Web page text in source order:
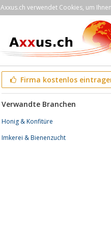
Axxus.ch verwendet Cookies, um
Firma kostenlos
Verwandte Branchen
Honig & Konfitüre
Imkerei & Bienenzucht